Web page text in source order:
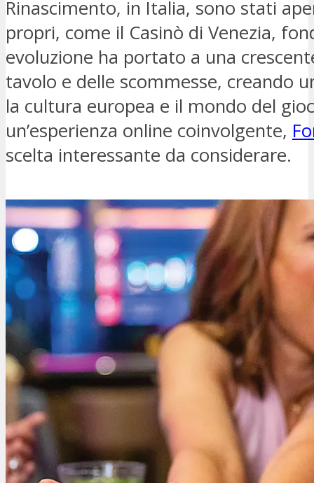
Rinascimento, in Italia, sono stati
propri, come il Casinò di Venezia,
evoluzione ha portato a una
tavolo e delle scommesse, creando
la cultura europea e il mondo del
un’esperienza online coinvolgente,
scelta interessante da considerare.